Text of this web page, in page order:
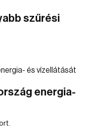
szűrési
energia-